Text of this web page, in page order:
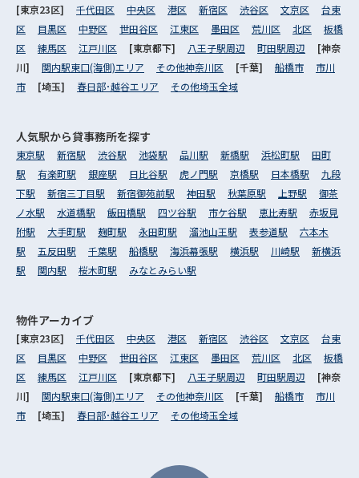
[東京23区] 千代田区 中央区 港区 新宿区 渋谷区 文京区
台東
区
目黒区 中野区 世田谷区 江東区 墨田区 荒川区 北区
板橋
区
練馬区 江戸川区 [東京都下] 八王子駅周辺 町田駅周辺
[神奈
川] 関内駅東口(海側)エリア その他神奈川区 [千葉] 船橋市
市川
市
[埼玉] 春日部･越谷エリア その他埼玉全域
人気駅から貸事務所を探す
東京駅 新宿駅 渋谷駅 池袋駅 品川駅 新橋駅 浜松町駅
田町
駅
有楽町駅 銀座駅 日比谷駅 虎ノ門駅 京橋駅 日本橋駅
九段
下駅
新宿三丁目駅 新宿御苑前駅 神田駅 秋葉原駅 上野駅
御茶
ノ水駅
水道橋駅 飯田橋駅 四ツ谷駅 市ケ谷駅 恵比寿駅
赤坂見
附駅
大手町駅 麹町駅 永田町駅 溜池山王駅 表参道駅
六本木
駅
五反田駅 千葉駅 船橋駅 海浜幕張駅 横浜駅 川崎駅
新横浜
駅
関内駅 桜木町駅 みなとみらい駅
物件アーカイブ
[東京23区] 千代田区 中央区 港区 新宿区 渋谷区 文京区
台東
区
目黒区 中野区 世田谷区 江東区 墨田区 荒川区 北区
板橋
区
練馬区 江戸川区 [東京都下] 八王子駅周辺 町田駅周辺
[神奈
川] 関内駅東口(海側)エリア その他神奈川区 [千葉] 船橋市
市川
市
[埼玉] 春日部･越谷エリア その他埼玉全域